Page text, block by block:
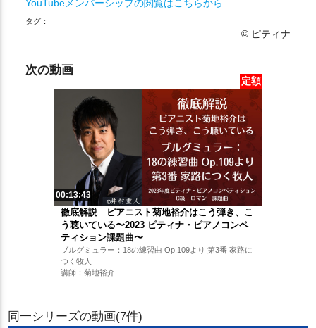
YouTubeメンバーシップの閲覧はこちらから
タグ：
© ピティナ
次の動画
定額
00:13:43
徹底解説 ピアニスト菊地裕介はこう弾き、こ
う聴いている〜2023 ピティナ・ピアノコンペ
ティション課題曲〜
ブルグミュラー：18の練習曲 Op.109より 第3番 家路に
つく牧人
講師：菊地裕介
同一シリーズの動画(7件)